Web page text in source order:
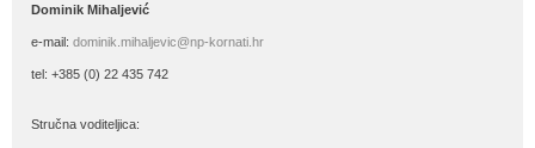
Dominik Mihaljević
e-mail: dominik.mihaljevic@np-kornati.hr
tel: +385 (0) 22 435 742
Stručna voditeljica: